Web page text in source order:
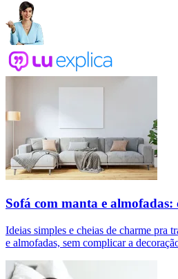
Sofá com manta e almofadas:
Ideias simples e cheias de charme pra
e almofadas, sem complicar a